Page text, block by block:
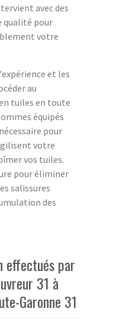
avec des
qualité pour
votre
et les
au
tuiles en toute
équipés
pour
votre
vos tuiles.
pour éliminer
salissures
des
effectués par
31 à
Garonne 31